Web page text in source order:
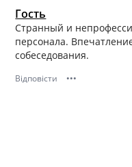
Гость
Странный и
персонала.
собеседования.
Відповісти •••